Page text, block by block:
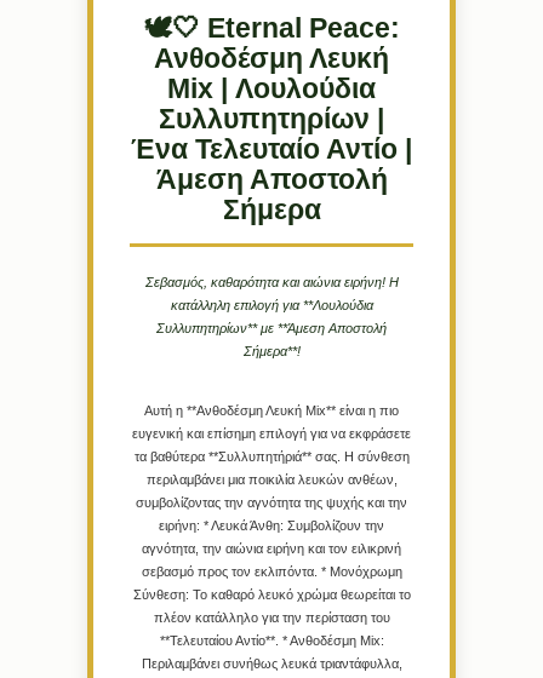
🕊️🤍 Eternal Peace:
Ανθοδέσμη Λευκή
Mix | Λουλούδια
Συλλυπητηρίων |
Ένα Τελευταίο Αντίο |
Άμεση Αποστολή
Σήμερα
Σεβασμός, καθαρότητα και αιώνια ειρήνη! Η
κατάλληλη επιλογή για **Λουλούδια
Συλλυπητηρίων** με **Άμεση Αποστολή
Σήμερα**!
Αυτή η **Ανθοδέσμη Λευκή Mix** είναι η πιο
ευγενική και επίσημη επιλογή για να εκφράσετε
τα βαθύτερα **Συλλυπητήριά** σας. Η σύνθεση
περιλαμβάνει μια ποικιλία λευκών ανθέων,
συμβολίζοντας την αγνότητα της ψυχής και την
ειρήνη: *Λευκά Άνθη: Συμβολίζουν την
αγνότητα, την αιώνια ειρήνη και τον ειλικρινή
σεβασμό προς τον εκλιπόντα. * Μονόχρωμη
Σύνθεση: Το καθαρό λευκό χρώμα θεωρείται το
πλέον κατάλληλο για την περίσταση του
**Τελευταίου Αντίο**. *Ανθοδέσμη Mix:
Περιλαμβάνει συνήθως λευκά τριαντάφυλλα,